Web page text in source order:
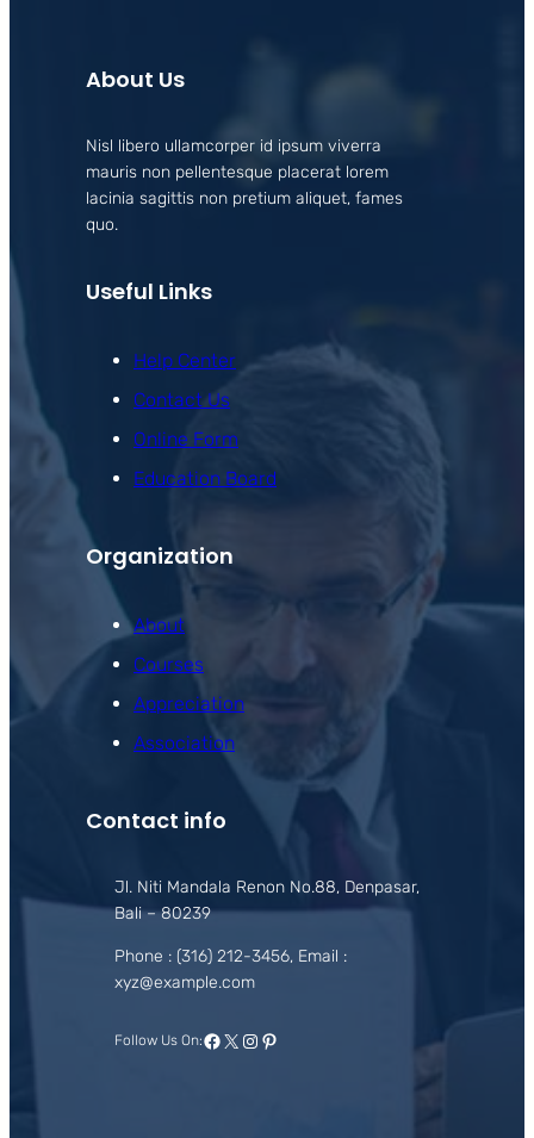
About Us
Nisl libero ullamcorper id ipsum viverra
mauris non pellentesque placerat lorem
lacinia sagittis non pretium aliquet, fames
quo.
Useful Links
Help Center
Contact Us
Online Form
Education Board
Organization
About
Courses
Appreciation
Association
Contact info
Jl. Niti Mandala Renon No.88, Denpasar,
Bali – 80239
Phone : (316) 212-3456, Email :
xyz@example.com
Follow Us On:Facebook
X Instagram
Pinterest